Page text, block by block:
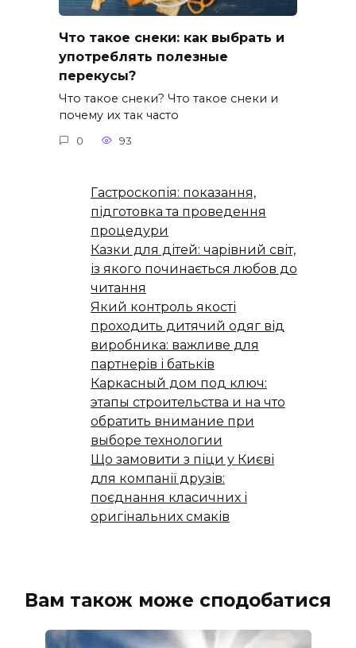
Что такое снеки: как выбрать и
употреблять полезные
перекусы?
Что такое снеки? Что такое снеки и
почему их так часто
0 93
Гастроскопія: показання,
підготовка та проведення
процедури
Казки для дітей: чарівний світ,
із якого починається любов до
читання
Який контроль якості
проходить дитячий одяг від
виробника: важливе для
партнерів і батьків
Каркасный дом под ключ:
этапы строительства и на что
обратить внимание при
выборе технологии
Що замовити з піци у Києві
для компанії друзів:
поєднання класичних і
оригінальних смаків
Вам також може сподобатися